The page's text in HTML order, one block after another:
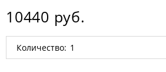
10440 руб.
Количество: